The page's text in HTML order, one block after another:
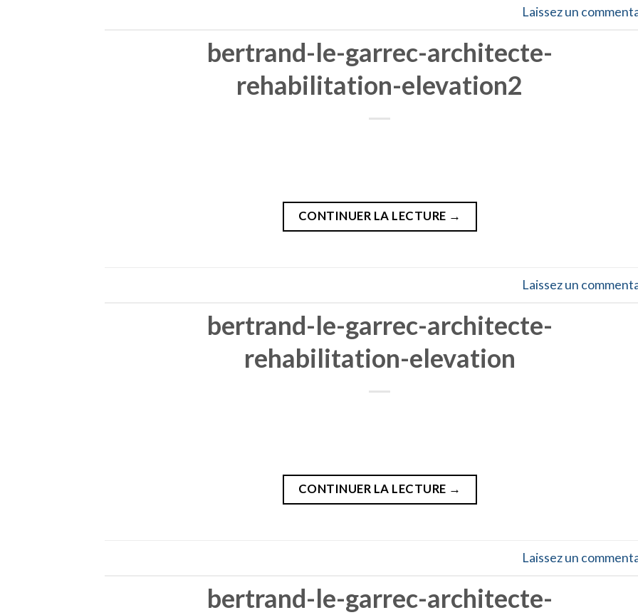
Laissez un
bertrand-le-garrec-architecte-
rehabilitation-elevation2
CONTINUER LA LECTURE →
Laissez un
bertrand-le-garrec-architecte-
rehabilitation-elevation
CONTINUER LA LECTURE →
Laissez un
bertrand-le-garrec-architecte-